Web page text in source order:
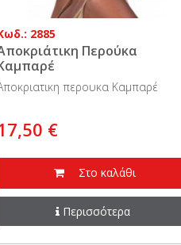
2885
Περούκα
περουκα Καμπαρέ
€
Στο καλάθι
Περισσότερα